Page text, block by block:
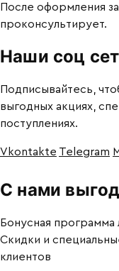
После оформления
проконсультирует.
Наши соц
Подписывайтесь,
выгодных акциях,
поступлениях.
Vkontakte Telegram
С нами
Бонусная программа
Скидки и
клиентов